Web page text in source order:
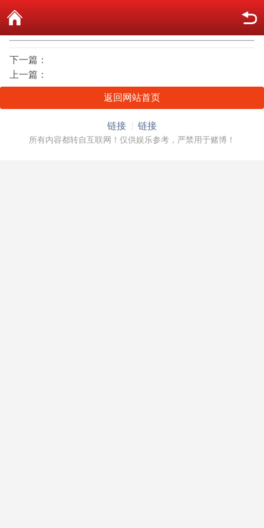
下一篇：
上一篇：
返回网站首页
链接 链接
所有内容都转自互联网！仅供娱乐参考，严禁用于赌博！